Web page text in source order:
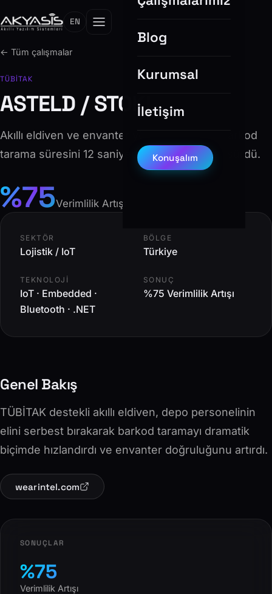
EN
Blog
Kurumsal
İletişim
Konuşalım
← Tüm çalışmalar
TÜBİTAK
ASTELD / STOKU
Akıllı eldiven ve envanter yönetim sistemi. Barkod
tarama süresini 12 saniyeden 3 saniyeye düşürdü.
%75Verimlilik Artışı
SEKTÖR
Lojistik / IoT
BÖLGE
Türkiye
TEKNOLOJI
IoT · Embedded ·
Bluetooth · .NET
SONUÇ
%75 Verimlilik Artışı
Genel Bakış
TÜBİTAK destekli akıllı eldiven, depo personelinin
elini serbest bırakarak barkod taramayı dramatik
biçimde hızlandırdı ve envanter doğruluğunu artırdı.
wearintel.com
SONUÇLAR
%75
Verimlilik Artışı